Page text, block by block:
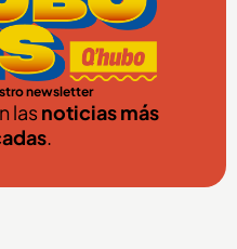
newsletter
lasnoticias más
.